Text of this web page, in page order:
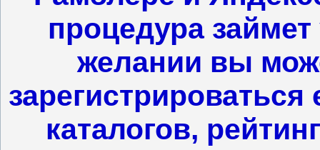
процедура
желании вы
каталогов,